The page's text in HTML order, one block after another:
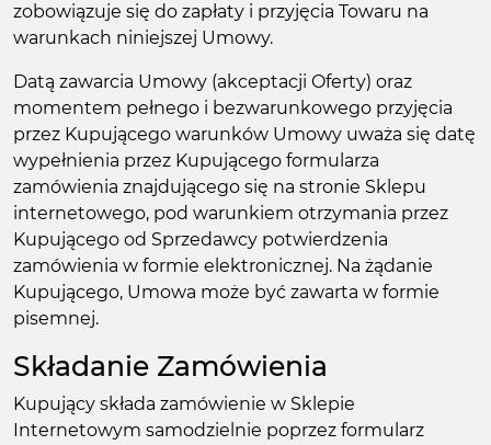
zobowiązuje się do zapłaty i przyjęcia Towaru na
warunkach niniejszej Umowy.
Datą zawarcia Umowy (akceptacji Oferty) oraz
momentem pełnego i bezwarunkowego przyjęcia
przez Kupującego warunków Umowy uważa się datę
wypełnienia przez Kupującego formularza
zamówienia znajdującego się na stronie Sklepu
internetowego, pod warunkiem otrzymania przez
Kupującego od Sprzedawcy potwierdzenia
zamówienia w formie elektronicznej. Na żądanie
Kupującego, Umowa może być zawarta w formie
pisemnej.
Składanie Zamówienia
Kupujący składa zamówienie w Sklepie
Internetowym samodzielnie poprzez formularz